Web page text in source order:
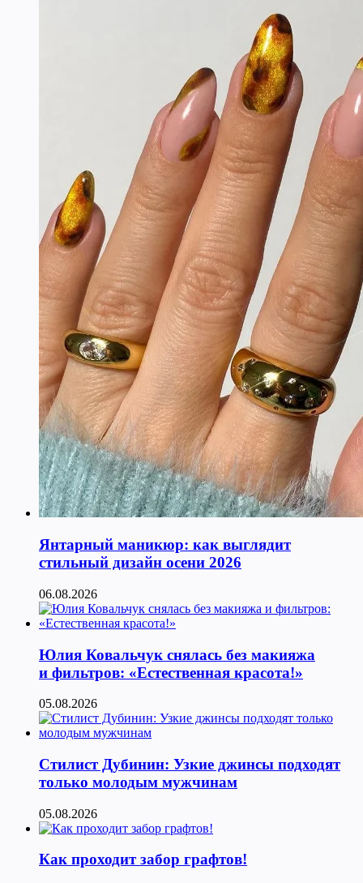
Янтарный маникюр: как выглядит
стильный дизайн осени 2026
06.08.2026
Юлия Ковальчук снялась без макияжа
и фильтров: «Естественная красота!»
05.08.2026
Стилист Дубинин: Узкие джинсы подходят
только молодым мужчинам
05.08.2026
Как проходит забор графтов!